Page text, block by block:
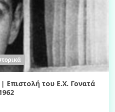
Eπιστολή του Ε.Χ. Γονατά